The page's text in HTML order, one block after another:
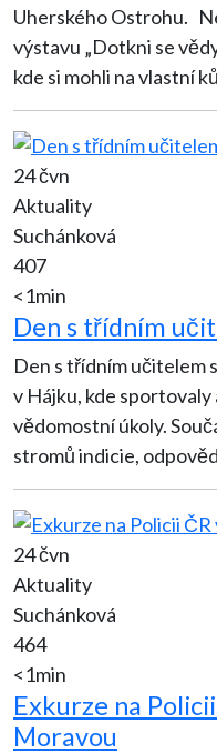
Uherského Ostrohu. Nejprve navštívili interaktivní
výstavu „Dotkni se
kde si mohli na vlastní
24 čvn
Aktuality
Suchánková
407
<1min
Den s třídním
Den s třídním učitelem
v Hájku, kde sportovaly
vědomostní úkoly. Součástí hry bylo nalézt poblíž
stromů indicie,
24 čvn
Aktuality
Suchánková
464
<1min
Exkurze na
Moravou